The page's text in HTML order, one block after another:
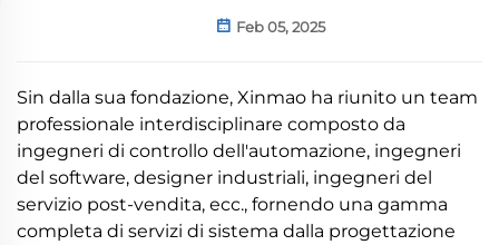
Feb 05, 2025
Sin dalla sua fondazione, Xinmao ha riunito un team
professionale interdisciplinare composto da
ingegneri di controllo dell'automazione, ingegneri
del software, designer industriali, ingegneri del
servizio post-vendita, ecc., fornendo una gamma
completa di servizi di sistema dalla progettazione